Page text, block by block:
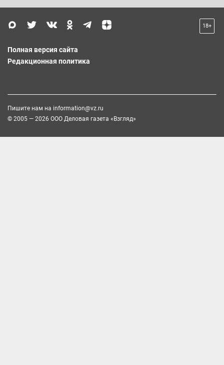
18+
Полная версия сайта
Редакционная политика
Пишите нам на information@vz.ru
© 2005 — 2026 ООО Деловая газета «Взгляд»